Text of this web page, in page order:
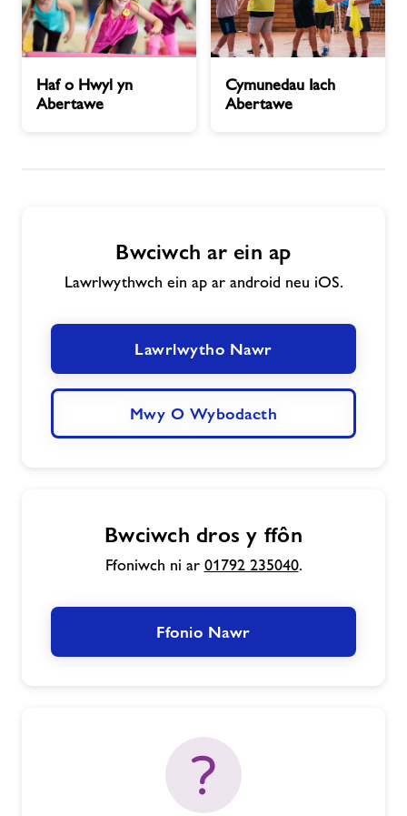
Hwyl
Haf o Hwyl yn
Abertawe
Iach
Abertawe
Cymunedau Iach
Abertawe
Bwciwch ar ein ap
Lawrlwythwch ein ap ar android neu iOS.
Lawrlwytho Nawr
Mwy O Wybodaeth
Bwciwch dros y ffôn
Ffoniwch ni ar 01792 235040.
Ffonio Nawr